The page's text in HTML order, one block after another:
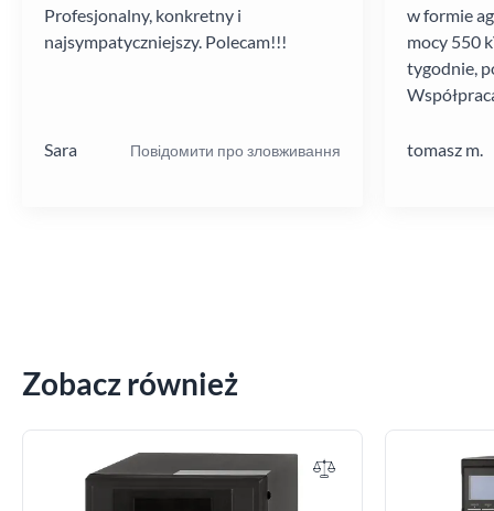
Profesjonalny, konkretny i
najsympatyczniejszy. Polecam!!!
Sara Повідомити про зловживання
w formie
mocy 550
tygodnie,
tomasz m.
Zobacz również